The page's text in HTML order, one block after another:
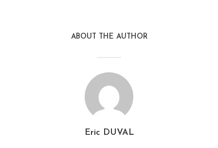
ABOUT THE AUTHOR
Eric DUVAL